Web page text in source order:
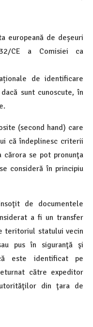
europeană de deșeuri
CE a Comisiei ca
de identificare
sunt cunoscute, în
(second hand) care
că îndeplinesc criterii
cărora se pot pronunţa
consideră în principiu
de documentele
a fi un transfer
teritoriul statului vecin
pus în siguranţă şi
este identificat pe
către expeditor
din ţara de